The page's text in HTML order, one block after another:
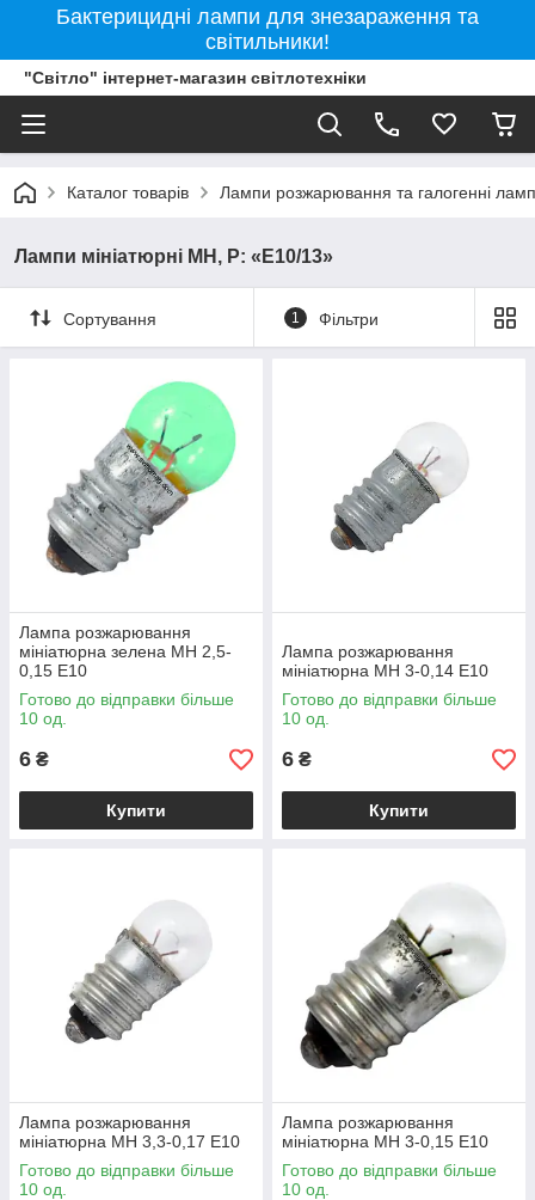
Бактерицидні лампи для знезараження та
світильники!
"Світло" інтернет-магазин світлотехніки
Каталог товарів Лампи розжарювання та галогенні
Лампи мініатюрні МН, Р: «E10/13»
Сортування 1 Фільтри
Лампа розжарювання
мініатюрна зелена МН 2,5-
0,15 Е10
Готово до відправки більше
10 од.
6 ₴
Купити
Лампа розжарювання
мініатюрна МН 3-0,14 Е10
Готово до відправки більше
10 од.
6 ₴
Купити
Лампа розжарювання
мініатюрна МН 3,3-0,17 Е10
Готово до відправки більше
10 од.
Лампа розжарювання
мініатюрна МН 3-0,15 Е10
Готово до відправки більше
10 од.